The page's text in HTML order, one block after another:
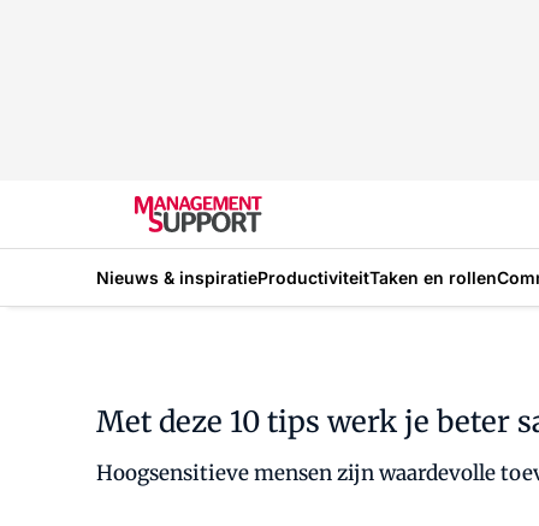
Nieuws & inspiratieProductiviteitTaken en rollen
Met deze 10 tips werk je beter
Hoogsensitieve mensen zijn waardevolle